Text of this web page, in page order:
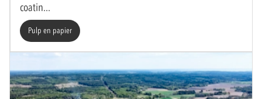
coatin
Pulp en papier